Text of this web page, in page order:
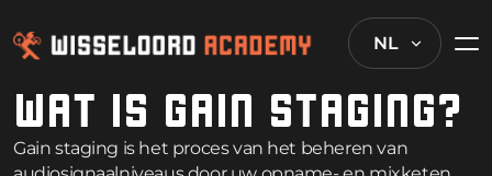
NL
WAT IS GAIN STAGING?
Gain staging is het proces van het beheren van